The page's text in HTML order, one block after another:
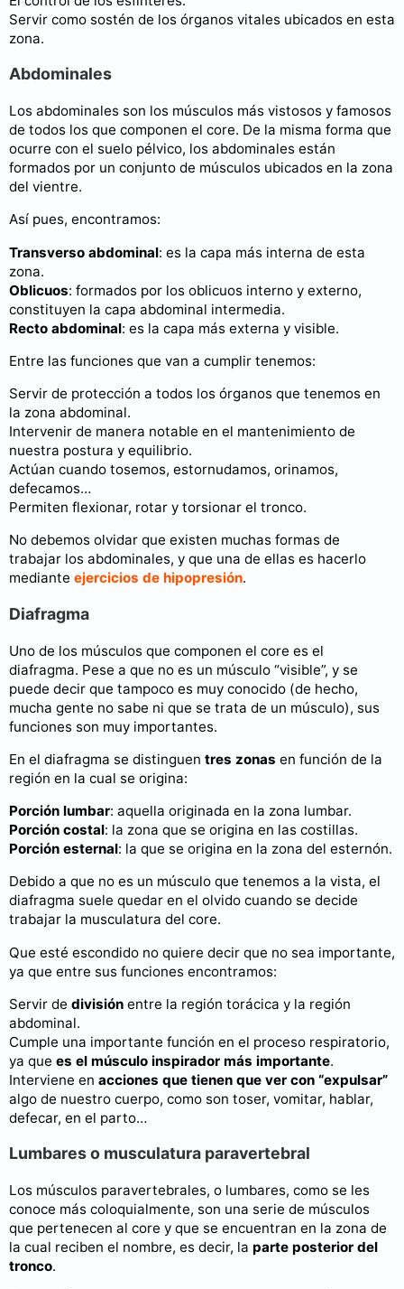
Servir como sostén de los órganos vitales ubicados en esta
zona.
Abdominales
Los abdominales son los músculos más vistosos y famosos
de todos los que componen el core. De la misma forma que
ocurre con el suelo pélvico, los abdominales están
formados por un conjunto de músculos ubicados en la zona
del vientre.
Así pues, encontramos:
Transverso abdominal: es la capa más interna de esta
zona.
Oblicuos: formados por los oblicuos interno y externo,
constituyen la capa abdominal intermedia.
Recto abdominal: es la capa más externa y visible.
Entre las funciones que van a cumplir tenemos:
Servir de protección a todos los órganos que tenemos en
la zona abdominal.
Intervenir de manera notable en el mantenimiento de
nuestra postura y equilibrio.
Actúan cuando tosemos, estornudamos, orinamos,
defecamos…
Permiten flexionar, rotar y torsionar el tronco.
No debemos olvidar que existen muchas formas de
trabajar los abdominales, y que una de ellas es hacerlo
mediante ejercicios de hipopresión.
Diafragma
Uno de los músculos que componen el core es el
diafragma. Pese a que no es un músculo “visible”, y se
puede decir que tampoco es muy conocido (de hecho,
mucha gente no sabe ni que se trata de un músculo), sus
funciones son muy importantes.
En el diafragma se distinguen tres zonas en función de la
región en la cual se origina:
Porción lumbar: aquella originada en la zona lumbar.
Porción costal: la zona que se origina en las costillas.
Porción esternal: la que se origina en la zona del esternón.
Debido a que no es un músculo que tenemos a la vista, el
diafragma suele quedar en el olvido cuando se decide
trabajar la musculatura del core.
Que esté escondido no quiere decir que no sea importante,
ya que entre sus funciones encontramos:
Servir de división entre la región torácica y la región
abdominal.
Cumple una importante función en el proceso respiratorio,
ya que es el músculo inspirador más importante.
Interviene en acciones que tienen que ver con “expulsar”
algo de nuestro cuerpo, como son toser, vomitar, hablar,
defecar, en el parto…
Lumbares o musculatura paravertebral
Los músculos paravertebrales, o lumbares, como se les
conoce más coloquialmente, son una serie de músculos
que pertenecen al core y que se encuentran en la zona de
la cual reciben el nombre, es decir, la parte posterior del
tronco.